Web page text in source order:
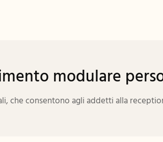
modulare
che consentono agli addetti alla